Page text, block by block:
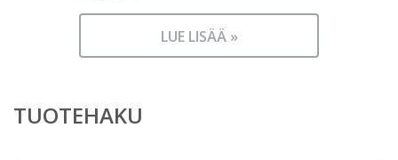
LUE LISÄÄ »
TUOTEHAKU